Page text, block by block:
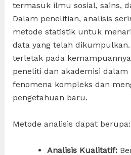
termasuk ilmu sosial, sains,
Dalam penelitian, analisis
metode statistik untuk
data yang telah
terletak pada
peneliti dan akademisi dalam
fenomena kompleks dan
pengetahuan baru.
Metode analisis dapat berupa:
Analisis Kualitatif: